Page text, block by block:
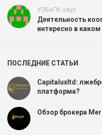
УЭБиПК says:
Деятельность
интересно в
ПОСЛЕДНИЕ СТАТЬИ
Capitaluxltd:
платформа?
Обзор брокера